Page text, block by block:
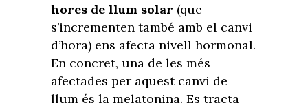
hores de llum solar (que
s’incrementen també amb el canvi
d’hora) ens afecta nivell hormonal.
En concret, una de les més
afectades per aquest canvi de
llum és la melatonina. Es tracta